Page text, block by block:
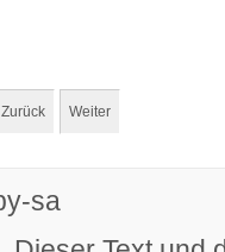
Zurück Weiter